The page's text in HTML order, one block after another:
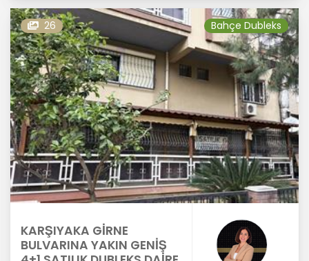
26 Bahçe Dubleks
KARŞIYAKA GİRNE
BULVARINA YAKIN GENİŞ